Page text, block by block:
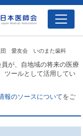
団 愛友会 いのまた歯科
が、自地域の将来の医療
ツールとして活用してい
報のソースについてをご